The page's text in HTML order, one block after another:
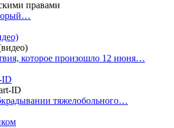
которое произошло 12 июня…
ID
тяжелобольного…